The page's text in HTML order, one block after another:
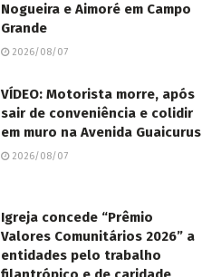
Nogueira e Aimoré em Campo
Grande
2026/08/07
VÍDEO: Motorista morre, após
sair de conveniência e colidir
em muro na Avenida Guaicurus
2026/08/07
Igreja concede “Prêmio
Valores Comunitários 2026” a
entidades pelo trabalho